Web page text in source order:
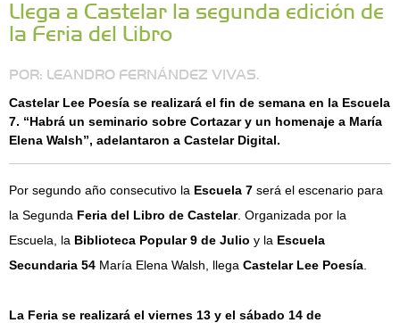
Llega a Castelar la segunda edición de
la Feria del Libro
POR: LEANDRO FERNÁNDEZ VIVAS.
Castelar Lee Poesía se realizará el fin de semana en la Escuela
7. “Habrá un seminario sobre Cortazar y un homenaje a María
Elena Walsh”, adelantaron a Castelar Digital.
Por segundo año consecutivo la Escuela 7 será el escenario para
la Segunda Feria del Libro de Castelar. Organizada por la
Escuela, la Biblioteca Popular 9 de Julio y la Escuela
Secundaria 54 María Elena Walsh, llega Castelar Lee Poesía
La Feria se realizará el viernes 13 y el sábado 14 de